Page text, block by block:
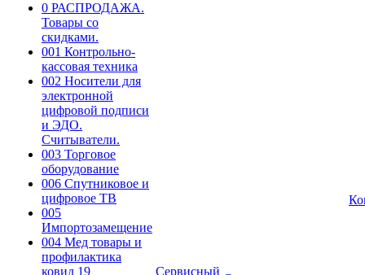
0 РАСПРОДАЖА.
Товары со
скидками.
001 Контрольно-
кассовая техника
002 Носители для
электронной
цифровой подписи
и ЭДО.
Считыватели.
003 Торговое
оборудование
006 Спутниковое и
цифровое ТВ
005
Импортозамещение
004 Мед товары и
профилактика
ковид 19
Сервисный